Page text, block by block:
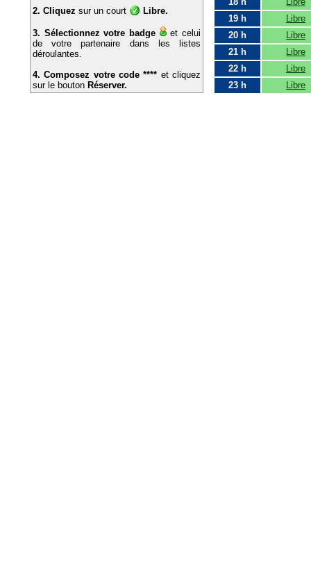
2. Cliquez sur un court Libre.
3. Sélectionnez votre badge
et celui
de votre partenaire dans les listes
déroulantes.
4. Composez votre code **** et cliquez
sur le bouton Réserver.
19 h
Libre
20 h
Libre
21 h
Libre
22 h
Libre
23 h
Libre